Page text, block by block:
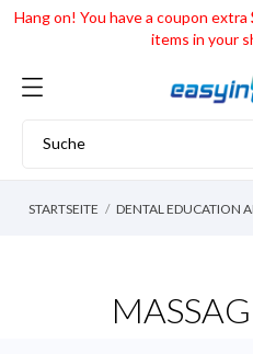
Hang on! You have a coupon extra
items in your
STARTSEITE DENTAL EDUCATION